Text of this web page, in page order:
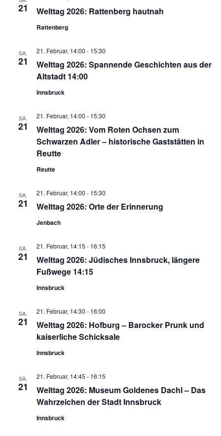
21 Welttag 2026: Rattenberg hautnah
Rattenberg
SA.
21
Welttag 2026: Spannende Geschichten aus der
Altstadt 14:00
21. Februar, 14:00 - 15:30
Innsbruck
SA.
21
Welttag 2026: Vom Roten Ochsen zum
Schwarzen Adler – historische Gaststätten in
Reutte
21. Februar, 14:00 - 15:30
Reutte
SA.
21 Welttag 2026: Orte der Erinnerung
21. Februar, 14:00 - 15:30
Jenbach
SA.
21
Welttag 2026: Jüdisches Innsbruck, längere
Fußwege 14:15
21. Februar, 14:15 - 16:15
Innsbruck
SA.
21
Welttag 2026: Hofburg – Barocker Prunk und
kaiserliche Schicksale
21. Februar, 14:30 - 16:00
Innsbruck
SA.
21
Welttag 2026: Museum Goldenes Dachl – Das
Wahrzeichen der Stadt Innsbruck
21. Februar, 14:45 - 16:15
Innsbruck